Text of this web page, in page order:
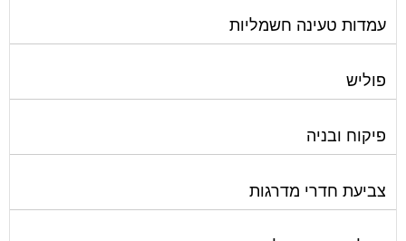
עמדות טעינה חשמליות
פוליש
פיקוח ובניה
צביעת חדרי מדרגות